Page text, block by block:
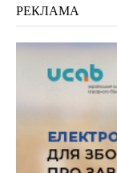
РЕКЛАМА